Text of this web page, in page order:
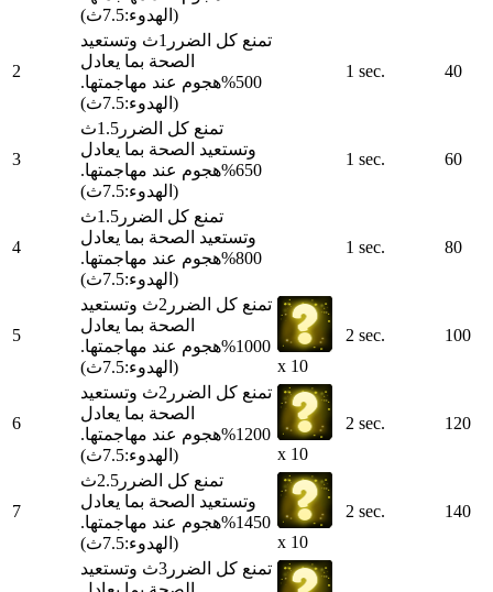
(الهدوء:7.5ث)
2
تمنع كل الضرر1ث وتستعيد
الصحة بما يعادل
500%هجوم عند مهاجمتها.
(الهدوء:7.5ث)
1 sec. 40
3
تمنع كل الضرر1.5ث
وتستعيد الصحة بما يعادل
650%هجوم عند مهاجمتها.
(الهدوء:7.5ث)
1 sec. 60
4
تمنع كل الضرر1.5ث
وتستعيد الصحة بما يعادل
800%هجوم عند مهاجمتها.
(الهدوء:7.5ث)
1 sec. 80
5
تمنع كل الضرر2ث وتستعيد
الصحة بما يعادل
1000%هجوم عند مهاجمتها.
(الهدوء:7.5ث)
x 10
2 sec. 100
6
تمنع كل الضرر2ث وتستعيد
الصحة بما يعادل
1200%هجوم عند مهاجمتها.
(الهدوء:7.5ث)
x 10
2 sec. 120
7
تمنع كل الضرر2.5ث
وتستعيد الصحة بما يعادل
1450%هجوم عند مهاجمتها.
(الهدوء:7.5ث)
x 10
2 sec. 140
تمنع كل الضرر3ث وتستعيد